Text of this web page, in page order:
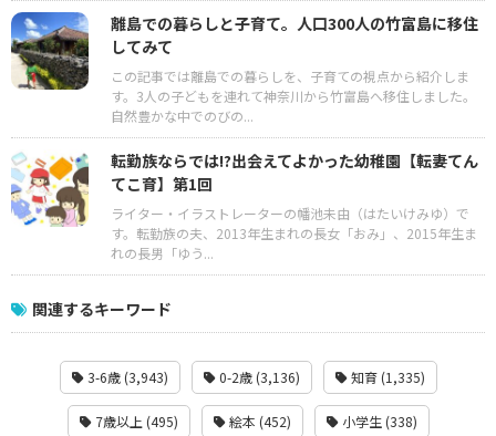
離島での暮らしと子育て。人口300人の竹富島に移住
してみて
この記事では離島での暮らしを、子育ての視点から紹介しま
す。3人の子どもを連れて神奈川から竹富島へ移住しました。
自然豊かな中でのびの...
転勤族ならでは!?出会えてよかった幼稚園【転妻てん
てこ育】第1回
ライター・イラストレーターの幡池未由（はたいけみゆ）で
す。転勤族の夫、2013年生まれの長女「おみ」、2015年生ま
れの長男「ゆう...
関連するキーワード
3-6歳 (3,943) 0-2歳 (3,136) 知育 (1,335)
7歳以上 (495) 絵本 (452) 小学生 (338)